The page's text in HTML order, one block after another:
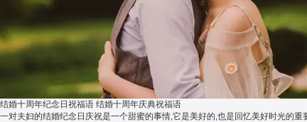
结婚十周年纪念日祝福语 结婚十周年庆典祝福语
一对夫妇的结婚纪念日庆祝是一个甜蜜的事情,它是美好的,也是回忆美好时光的